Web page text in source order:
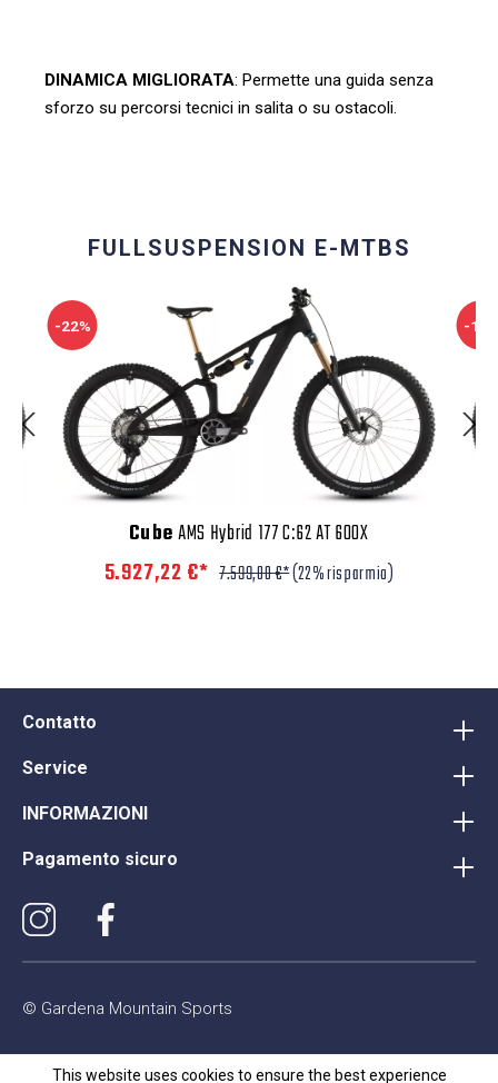
DINAMICA MIGLIORATA: Permette una guida senza
sforzo su percorsi tecnici in salita o su ostacoli.
FULLSUSPENSION E-MTBS
-22%
CubeAMS Hybrid 177 C:62 AT 600X
5.927,22 €* 7.599,00 €*(22% risparmio)
-10%
Contatto
Service
INFORMAZIONI
Pagamento sicuro
© Gardena Mountain Sports
This website uses cookies to ensure the best experience